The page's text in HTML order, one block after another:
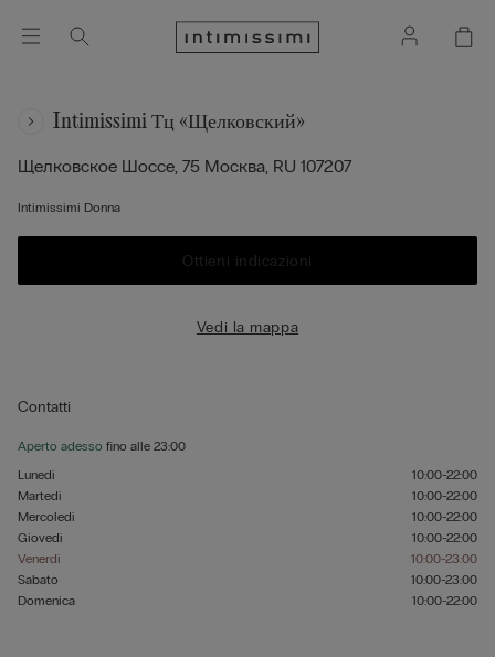
Intimissimi Тц «щелковский»
Щелковское Шоссе, 75 Москва, RU 107207
Intimissimi Donna
Ottieni indicazioni
Vedi la mappa
Contatti
Aperto adesso fino alle 23:00
Lunedì
10:00-22:00
Martedì
10:00-22:00
Mercoledì
10:00-22:00
Giovedì
10:00-22:00
Venerdì
10:00-23:00
Sabato
10:00-23:00
Domenica
10:00-22:00